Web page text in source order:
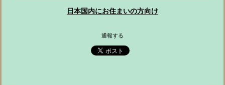
日本国内にお住まいの方向け
通報する